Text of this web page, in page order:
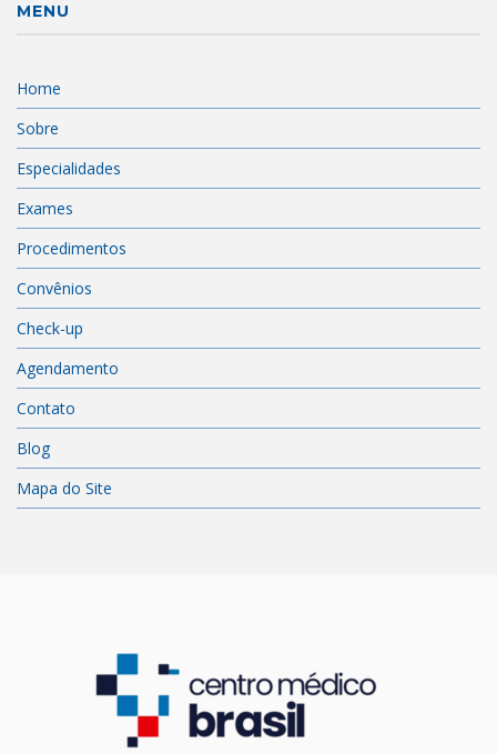
MENU
Home
Sobre
Especialidades
Exames
Procedimentos
Convênios
Check-up
Agendamento
Contato
Blog
Mapa do Site